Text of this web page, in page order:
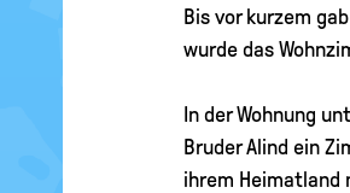
Bis vor kurzem
wurde das
In der Wohnung
Bruder Alind ein
ihrem Heimatland